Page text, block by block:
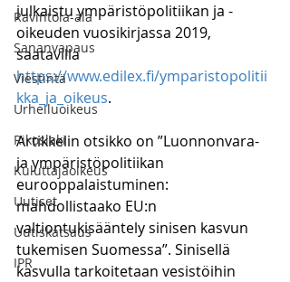
Ravintola-ala
Sananvapaus
Viestintä
Urheiluoikeus
Rikoslaki
Kuluttajaoikeus
Uutiset
Uutiskatsaus
IPR
julkaistu ympäristöpolitiikan ja -
oikeuden vuosikirjassa 2019,
saatavilla
https://www.edilex.fi/ymparistopolitii
kka_ja_oikeus.
Artikkelin otsikko on ”Luonnonvara-
ja ympäristöpolitiikan
eurooppalaistuminen:
mahdollistaako EU:n
valtiontukisääntely sinisen kasvun
tukemisen Suomessa”. Sinisellä
kasvulla tarkoitetaan vesistöihin